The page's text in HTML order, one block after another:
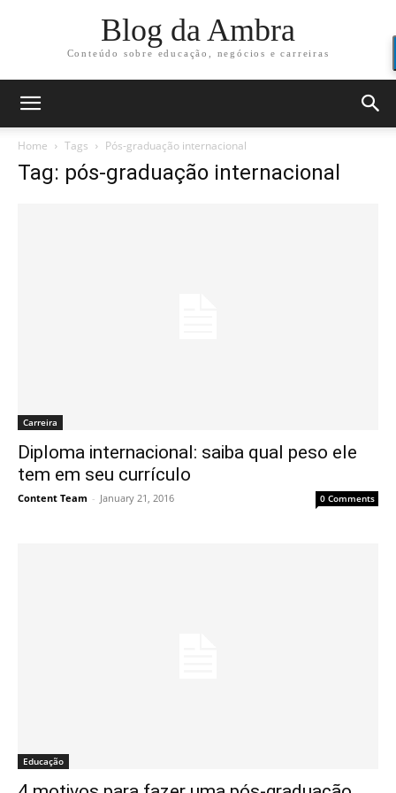
Blog da Ambra
Conteúdo sobre educação, negócios e carreiras
Home Tags Pós-graduação internacional
Tag: pós-graduação internacional
Carreira
Diploma internacional: saiba qual peso ele
tem em seu currículo
Content Team - January 21, 2016 0 Comments
Educação